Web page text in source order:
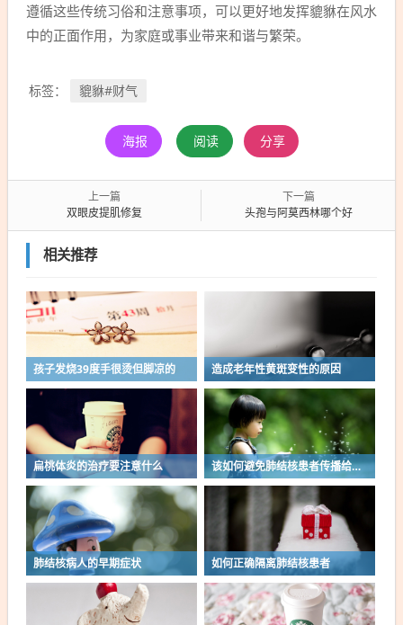
遵循这些传统习俗和注意事项，可以更好地发挥貔貅在风水
中的正面作用，为家庭或事业带来和谐与繁荣。
标签： 貔貅#财气
海报 阅读 分享
上一篇
双眼皮提肌修复
下一篇
头孢与阿莫西林哪个好
相关推荐
孩子发烧39度手很烫但脚凉的 造成老年性黄斑变性的原因
扁桃体炎的治疗要注意什么 该如何避免肺结核患者传播给家人呢
肺结核病人的早期症状 如何正确隔离肺结核患者